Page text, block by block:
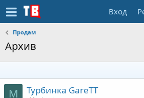
Вход
Продам
Архив
M Турбинка GareTT